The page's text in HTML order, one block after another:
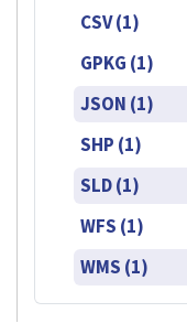
CSV (1)
GPKG (1)
JSON (1)
SHP (1)
SLD (1)
WFS (1)
WMS (1)